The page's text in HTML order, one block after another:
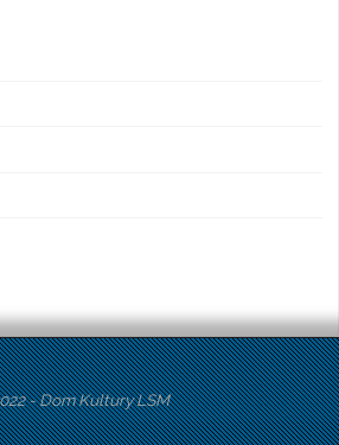
- Dom Kultury LSM